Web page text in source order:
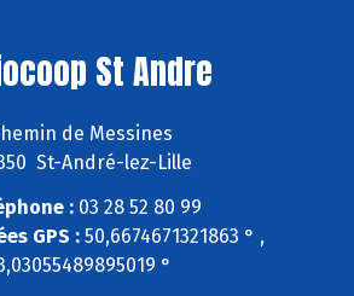
St Andre
de Messines
St-André-lez-Lille
:03 28 52 80 99
GPS :50,6674671321863 ° ,
°